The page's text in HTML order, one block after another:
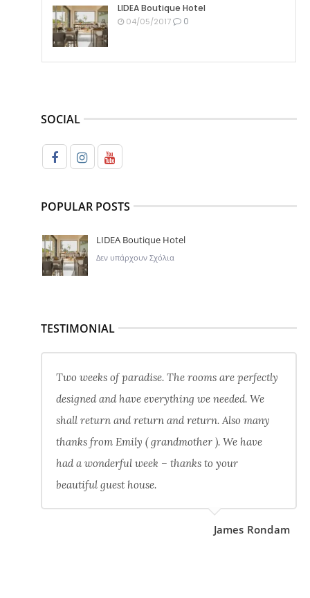
LIDEA Boutique Hotel
04/05/2017 0
SOCIAL
POPULAR POSTS
LIDEA Boutique Hotel
Δεν υπάρχουν Σχόλια
TESTIMONIAL
Two weeks of paradise. The rooms are perfectly
designed and have everything we needed. We
shall return and return and return. Also many
thanks from Emily ( grandmother ). We have
had a wonderful week – thanks to your
beautiful guest house.
James Rondam